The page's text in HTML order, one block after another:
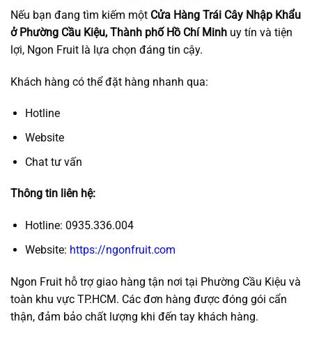
Nếu bạn đang tìm kiếm một Cửa Hàng Trái Cây Nhập Khẩu
ở Phường Cầu Kiệu, Thành phố Hồ Chí Minh uy tín và tiện
lợi, Ngon Fruit là lựa chọn đáng tin cậy.
Khách hàng có thể đặt hàng nhanh qua:
Hotline
Website
Chat tư vấn
Thông tin liên hệ:
Hotline: 0935.336.004
Website: https://ngonfruit.com
Ngon Fruit hỗ trợ giao hàng tận nơi tại Phường Cầu Kiệu và
toàn khu vực TP.HCM. Các đơn hàng được đóng gói cẩn
thận, đảm bảo chất lượng khi đến tay khách hàng.